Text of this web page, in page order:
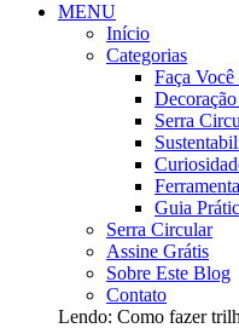
MENU
Início
Categorias
Faça
Serra
Guia
Serra Circular
Assine Grátis
Sobre Este Blog
Contato
Lendo: Como fazer